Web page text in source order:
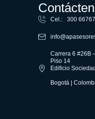
Cel.: 300
Carrera 6 #26B
Piso 14
Edificio
Bogotá |